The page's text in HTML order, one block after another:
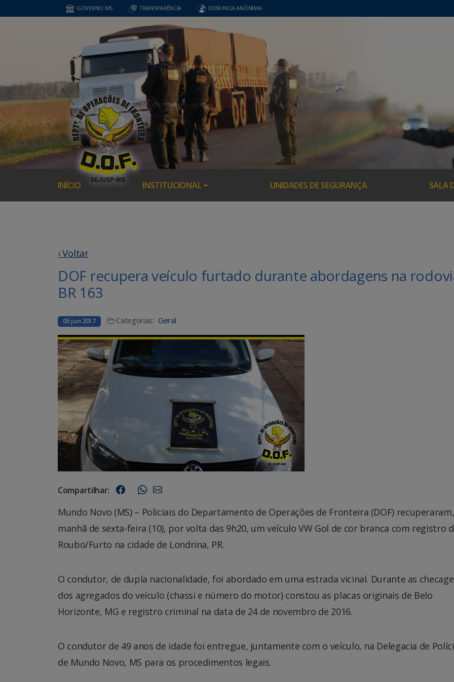
GOVERNO MS TRANSPARÊNCIA DENUNCIA ANÔNIMA
INÍCIO INSTITUCIONAL UNIDADES DE SEGURANÇA SALA
‹ Voltar
DOF recupera veículo furtado durante abordagens na
BR 163
05 jun 2017 Categorias: Geral
Compartilhar:
Mundo Novo (MS) – Policiais do Departamento de Operações de Fronteira (DOF)
manhã de sexta-feira (10), por volta das 9h20, um veículo VW Gol de cor branca com registro
Roubo/Furto na cidade de Londrina, PR.
O condutor, de dupla nacionalidade, foi abordado em uma estrada vicinal. Durante as
dos agregados do veículo (chassi e número do motor) constou as placas originais de Belo
Horizonte, MG e registro criminal na data de 24 de novembro de 2016.
O condutor de 49 anos de idade foi entregue, juntamente com o veículo, na Delegacia de
de Mundo Novo, MS para os procedimentos legais.